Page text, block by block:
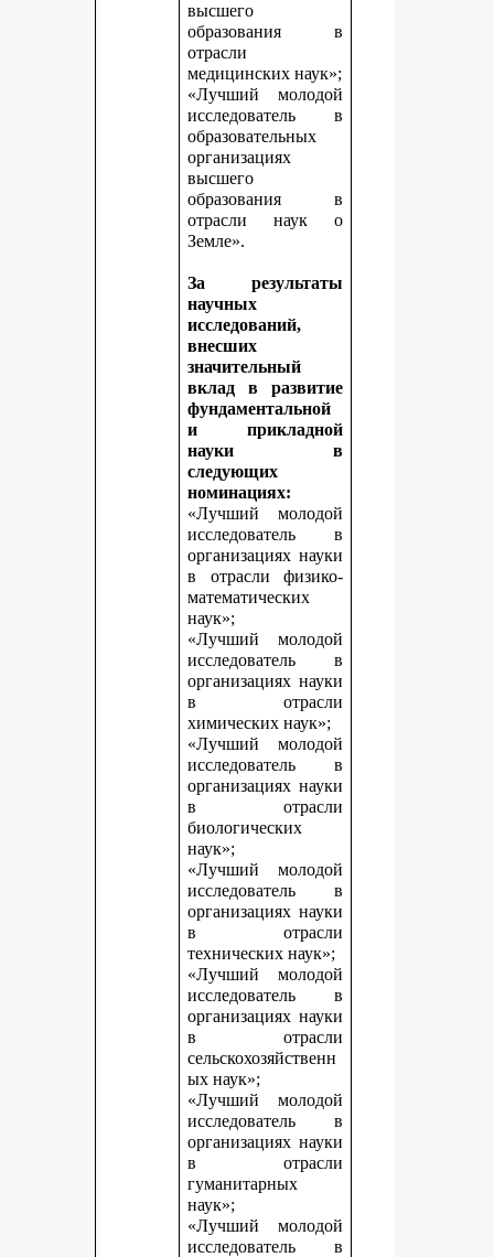
высшего
образования в
отрасли
медицинских наук»;
«Лучший молодой
исследователь в
образовательных
организациях
высшего
образования в
отрасли наук о
Земле».
За результаты
научных
исследований,
внесших
значительный
вклад в развитие
фундаментальной
и прикладной
науки в
следующих
номинациях:
«Лучший молодой
исследователь в
организациях науки
в отрасли физико-
математических
наук»;
«Лучший молодой
исследователь в
организациях науки
в отрасли
химических наук»;
«Лучший молодой
исследователь в
организациях науки
в отрасли
биологических
наук»;
«Лучший молодой
исследователь в
организациях науки
в отрасли
технических наук»;
«Лучший молодой
исследователь в
организациях науки
в отрасли
сельскохозяйственн
ых наук»;
«Лучший молодой
исследователь в
организациях науки
в отрасли
гуманитарных
наук»;
«Лучший молодой
исследователь в